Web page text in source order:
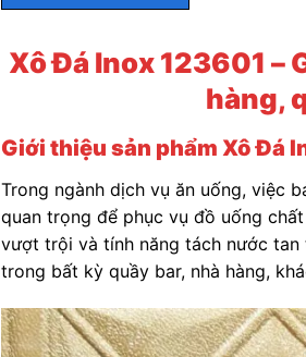
Xô Đá Inox 123601 –
hàng,
Giới thiệu sản phẩmXô Đá
Trong ngành dịch vụ ăn uống, việc
quan trọng để phục vụ đồ uống
vượt trội và tính năng tách nước
trong bất kỳ quầy bar, nhà hàng,